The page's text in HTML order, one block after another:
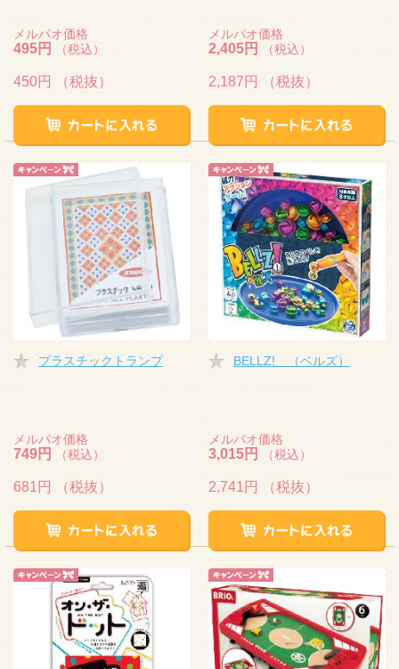
メルパオ価格
495円 （税込）
450円 （税抜）
メルパオ価格
2,405円 （税込）
2,187円 （税抜）
プラスチックトランプ
メルパオ価格
749円 （税込）
681円 （税抜）
BELLZ! （ベルズ）
メルパオ価格
3,015円 （税込）
2,741円 （税抜）